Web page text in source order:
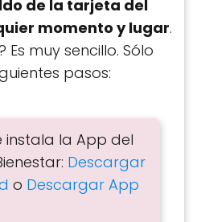
de la tarjeta del
momento y lugar.
muy sencillo. Sólo
pasos:
instala la App del
Descargar
o Descargar App